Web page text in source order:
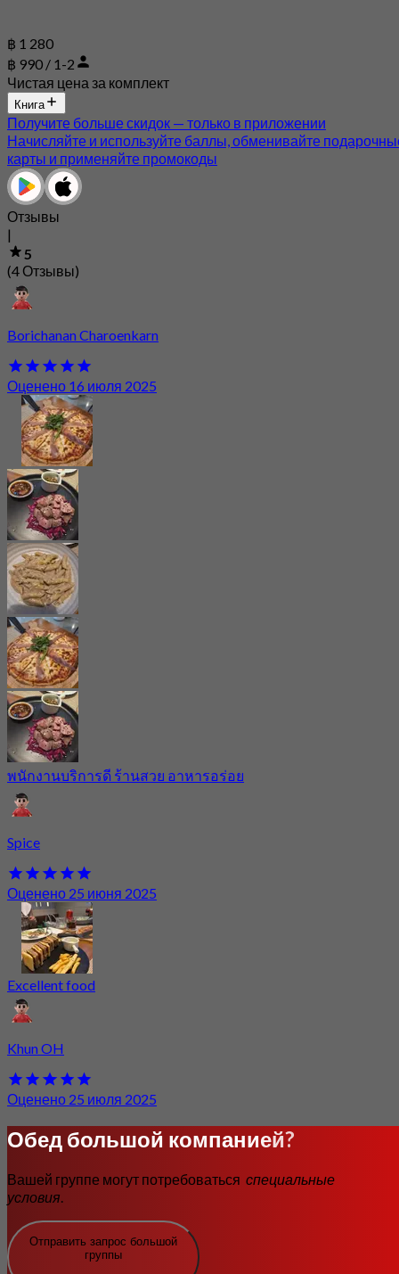
฿ 1 280
฿ 990 / 1-2
Чистая цена за комплект
Книга
Получите больше скидок — только в приложении
Начисляйте и используйте баллы, обменивайте
карты и применяйте промокоды
Отзывы
|
5
(4 Отзывы)
Borichanan Charoenkarn
Оценено 16 июля 2025
พนักงานบริการดี ร้านสวย อาหารอร่อย
Spice
Оценено 25 июня 2025
Excellent food
Khun OH
Оценено 25 июля 2025
Обед большой компанией?
Вашей группе могут потребоваться специальные
условия.
Отправить запрос большой
группы